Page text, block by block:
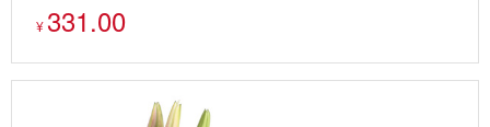
尤加利点缀搭配花束
¥ 331.00